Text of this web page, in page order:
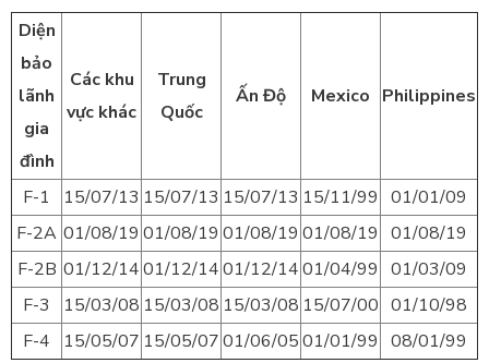
Diện
bảo
lãnh
gia
đình
Các khu
vực khác
Trung
Quốc
Ấn Độ Mexico Philippines
F-1 15/07/13 15/07/13 15/07/13 15/11/99 01/01/09
F-2A 01/08/19 01/08/19 01/08/19 01/08/19 01/08/19
F-2B 01/12/1401/12/1401/12/1401/04/99 01/03/09
F-3
15/03/08 15/03/08 15/03/08 15/07/00 01/10/98
F-4
15/05/07 15/05/0701/06/0501/01/99 08/01/99